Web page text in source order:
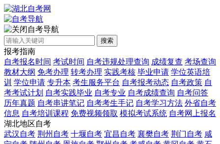
自考导航
搜索
报考指南
自考报名时间 考试时间 自考违规处理查询 成绩复查 考场查询
教材大纲 免考办理 转考办理 实践考核 毕业申请 学位英语培
训 学位申请 专升本 考生服务平台 自考报考动态 自考政策 自
考考试计划 自考实践毕业 自考专业 自考成绩查询 自考问答
历年真题 自考串讲笔记 自考考生手记 自考学习方法 外省自考
信息 自考培训课程 免费视频领取 模拟考试系统 自考网上报名
湖北地区自考
武汉自考 荆州自考 十堰自考 宜昌自考 襄樊自考 荆门自考 咸